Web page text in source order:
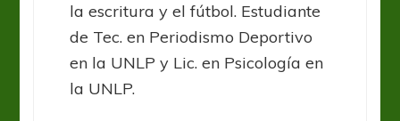
la escritura y el fútbol. Estudiante
de Tec. en Periodismo Deportivo
en la UNLP y Lic. en Psicología en
la UNLP.